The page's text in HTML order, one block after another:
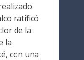
ratificó
de la
la
con una